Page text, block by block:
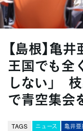
【島根】亀
王国でも全
しない」
で青空集会
TAGS ニュース 亀井